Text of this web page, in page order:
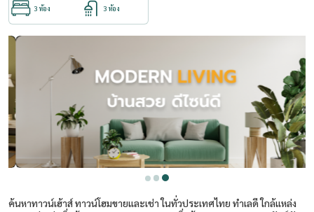
3 ห้อง 3 ห้อง
ค้นหาทาวน์เฮ้าส์ ทาวน์โฮมขายและเช่า ในทั่วประเทศไทย ทำเลดี ใกล้แหล่ง